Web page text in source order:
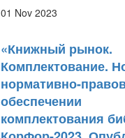
01 Nov 2023
«Книжный рынок.
Комплектование.
нормативно-
обеспечении
комплектования